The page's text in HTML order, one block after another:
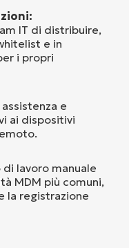
IT di distribuire,
e in
i propri
e
ai dispositivi
lavoro manuale
MDM più comuni,
la registrazione